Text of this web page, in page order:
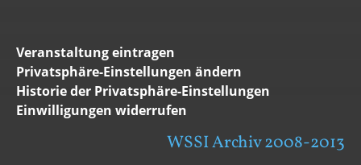
Veranstaltung eintragen
Privatsphäre-Einstellungen ändern
Historie der Privatsphäre-Einstellungen
Einwilligungen widerrufen
WSSI Archiv 2008-2013